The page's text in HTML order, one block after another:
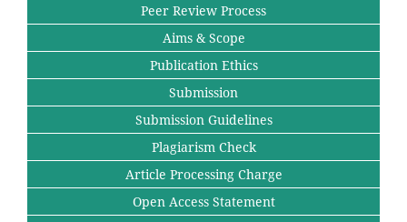
Peer Review Process
Aims & Scope
Publication Ethics
Submission
Submission Guidelines
Plagiarism Check
Article Processing Charge
Open Access Statement